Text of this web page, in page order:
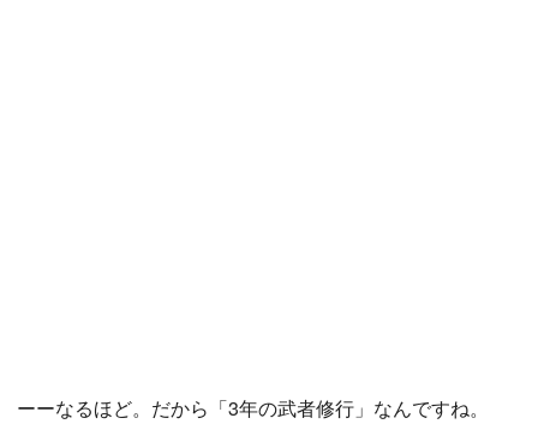
ーーなるほど。だから「3年の武者修行」なんですね。